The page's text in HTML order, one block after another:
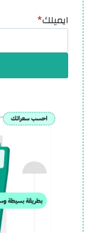
ايميلك*